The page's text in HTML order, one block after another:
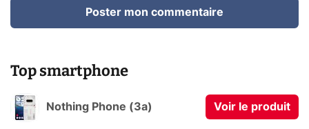
Poster mon commentaire
Top smartphone
Nothing Phone (3a) Voir le produit